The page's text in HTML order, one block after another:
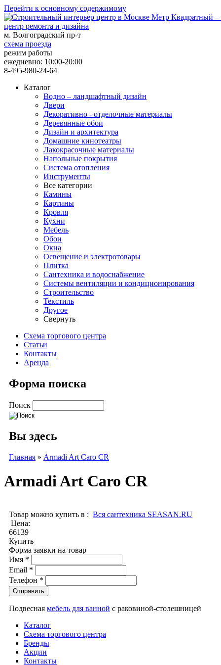
Перейти к основному содержимому
центр ремонта и дизайна
м. Волгоградский пр-т
схема проезда
режим работы
ежедневно: 10:00-20:00
8-495-980-24-64
Каталог
Водно – ландшафтный дизайн
Двери
Декоративно - отделочные материалы
Деревянные обои
Дизайн и архитектура
Домашние кинотеатры
Лакокрасочные материалы
Напольные покрытия
Система отопления
Инструменты
Все категории
Камины
Картины
Кровля
Кухни
Мебель
Обои
Окна
Освещение и электротовары
Плитка
Сантехника и водоснабжение
Системы вентиляции и кондиционирования
Строительство
Текстиль
Другое
Свернуть
Схема торгового центра
Статьи
Контакты
Аренда
Форма поиска
Поиск
Вы здесь
Главная » Armadi Art Caro CR
Armadi Art Caro CR
Товар можно купить в : Вся сантехника SEASAN.RU
Цена:
66139
Купить
Форма заявки на товар
Имя *
Email *
Телефон *
Подвесная мебель для ванной с раковиной-столешницей
Каталог
Схема торгового центра
Бренды
Акции
Контакты